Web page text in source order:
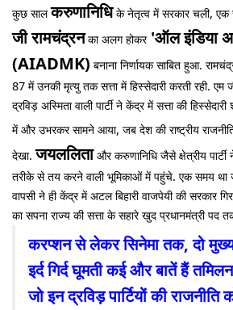
कुछ सालकरुणानिधिके नेतृत्व में सरकार चली, एक
जी रामचंद्रनका अलग होकर'ऑल इंडिया
(AIADMK) बनाना निर्णायक साबित हुआ.
87 में उनकी मृत्यु तक सत्ता में हिस्सेदारी करती रही. एम
द्रविड़ अस्मिता वाली पार्टी ने केंद्र में सत्ता की
में और उभरकर सामने आया, जब देश की राष्ट्रीय
देखा.जयललिताऔर करुणानिधि जैसे क्षेत्रीय पार्टी
तरीके से तय करने वाली भूमिकाओं में पहुंचे. एक समय था
वापसी ने ही केंद्र में अटल बिहारी वाजपेयी की सरकार
का सपना राज्य की सत्ता के सहारे खुद प्रधानमंत्री पद
करप्शन से लेकर सिनेमा तक, दो मुख्य
इर्द गिर्द घूमती कई और बातें हैं
जो इन द्रविड़ पार्टियों की